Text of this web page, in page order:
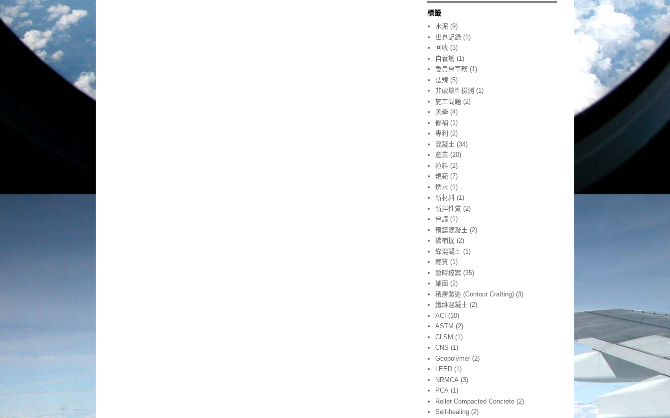
標籤
水泥 (9)
世界記錄 (1)
回收 (3)
自養護 (1)
委員會事務 (1)
法規 (5)
非破壞性檢測 (1)
施工問題 (2)
美學 (4)
修補 (1)
專利 (2)
混凝土 (34)
產業 (20)
粒料 (2)
規範 (7)
透水 (1)
新材料 (1)
新拌性質 (2)
會議 (1)
預鑄混凝土 (2)
碳補捉 (2)
綠混凝土 (1)
輕質 (1)
暫時檔案 (35)
鋪面 (2)
積層製造 (Contour Crafting) (3)
纖維混凝土 (2)
ACI (10)
ASTM (2)
CLSM (1)
CNS (1)
Geopolymer (2)
LEED (1)
NRMCA (3)
PCA (1)
Roller Compacted Concrete (2)
Self-healing (2)